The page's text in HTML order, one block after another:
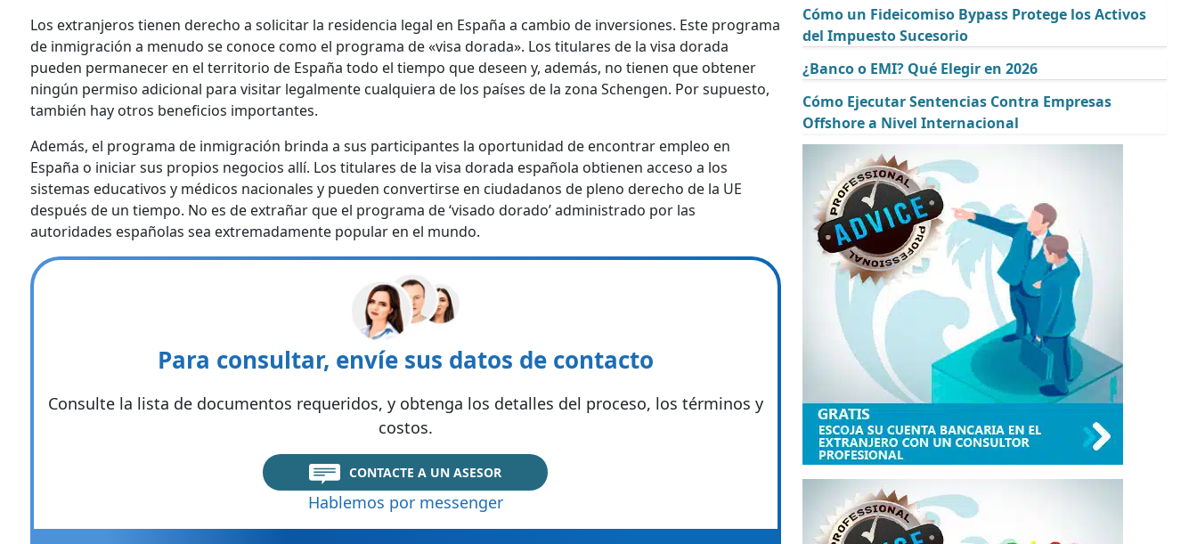
Los extranjeros tienen derecho a solicitar la residencia legal en España a cambio de inversiones. Este programa
de inmigración a menudo se conoce como el programa de «visa dorada». Los titulares de la visa dorada
pueden permanecer en el territorio de España todo el tiempo que deseen y, además, no tienen que obtener
ningún permiso adicional para visitar legalmente cualquiera de los países de la zona Schengen. Por supuesto,
también hay otros beneficios importantes.
Además, el programa de inmigración brinda a sus participantes la oportunidad de encontrar empleo en
España o iniciar sus propios negocios allí. Los titulares de la visa dorada española obtienen acceso a los
sistemas educativos y médicos nacionales y pueden convertirse en ciudadanos de pleno derecho de la UE
después de un tiempo. No es de extrañar que el programa de ‘visado dorado’ administrado por las
autoridades españolas sea extremadamente popular en el mundo.
Para consultar, envíe sus datos de contacto
Consulte la lista de documentos requeridos, y obtenga los detalles del proceso, los términos y
costos.
CONTACTE A UN ASESOR
Hablemos por messenger
Cómo un Fideicomiso Bypass Protege los Activos
del Impuesto Sucesorio
¿Banco o EMI? Qué Elegir en 2026
Cómo Ejecutar Sentencias Contra Empresas
Offshore a Nivel Internacional